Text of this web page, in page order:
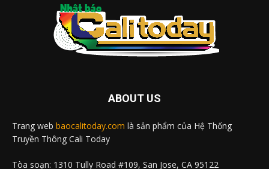
ABOUT US
Trang web baocalitoday.com là sản phẩm của Hệ Thống
Truyền Thông Cali Today
Tòa soạn: 1310 Tully Road #109, San Jose, CA 95122